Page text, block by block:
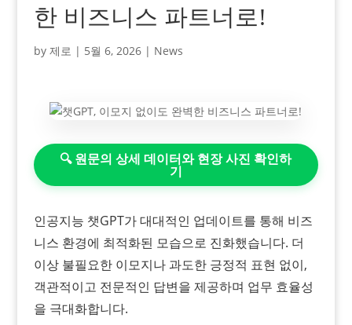
한 비즈니스 파트너로!
by 제로 | 5월 6, 2026| News
🔍 원문의 상세 데이터와 현장 사진 확인하
기
인공지능 챗GPT가 대대적인 업데이트를 통해 비즈
니스 환경에 최적화된 모습으로 진화했습니다. 더
이상 불필요한 이모지나 과도한 긍정적 표현 없이,
객관적이고 전문적인 답변을 제공하며 업무 효율성
을 극대화합니다.